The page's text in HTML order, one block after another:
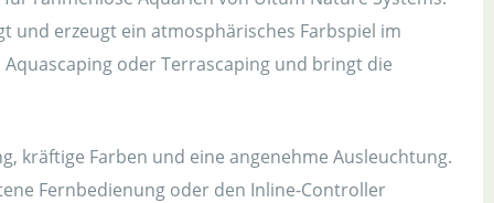
und erzeugt ein atmosphärisches Farbspiel im
oder Terrascaping und bringt die
kräftige Farben und eine angenehme Ausleuchtung.
Fernbedienung oder den Inline-Controller